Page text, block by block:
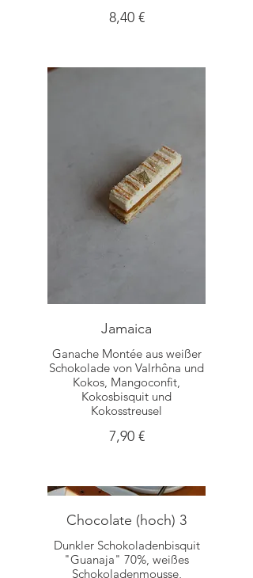
8,40 €
Jamaica
Ganache Montée aus weißer
Schokolade von Valrhôna und
Kokos, Mangoconfit,
Kokosbisquit und
Kokosstreusel
7,90 €
Chocolate (hoch) 3
Dunkler Schokoladenbisquit
"Guanaja" 70%, weißes
Schokoladenmousse,